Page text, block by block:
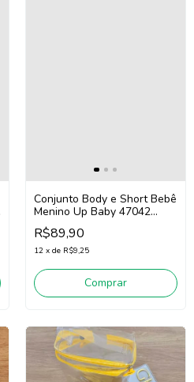
Conjunto Body e Short Bebê
Menino Up Baby 47042
(Verde)
R$89,90
12 x de R$9,25
Comprar